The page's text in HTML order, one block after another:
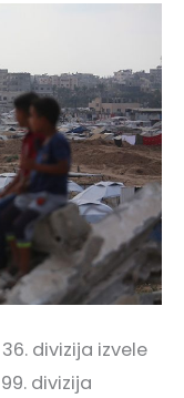
divizija izvele
divizija